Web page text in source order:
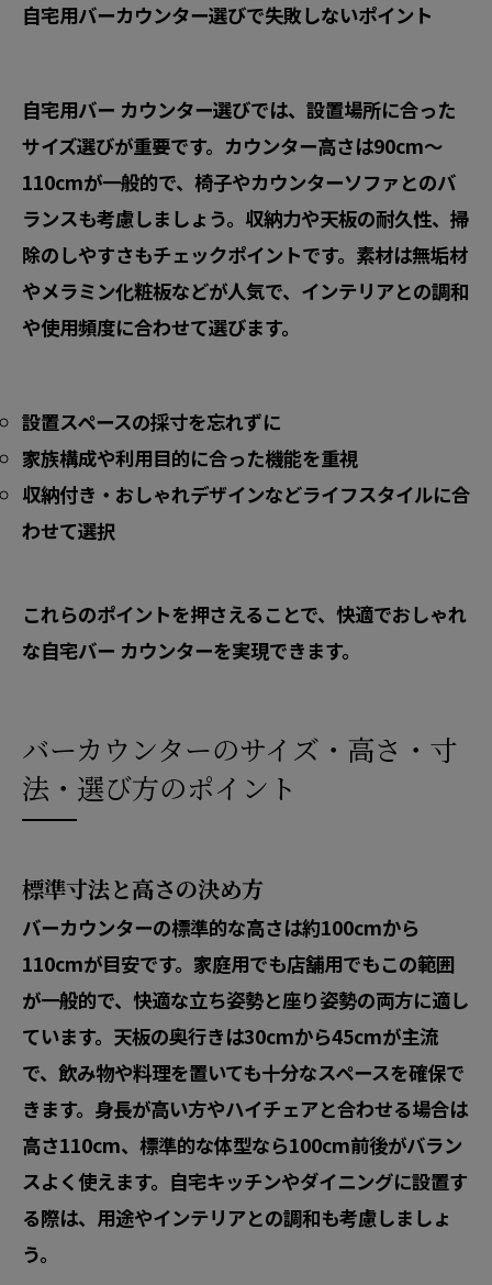
自宅用バーカウンター選びで失敗しないポイント
自宅用バー カウンター選びでは、設置場所に合った
サイズ選びが重要です。カウンター高さは90cm～
110cmが一般的で、椅子やカウンターソファとのバ
ランスも考慮しましょう。収納力や天板の耐久性、掃
除のしやすさもチェックポイントです。素材は無垢材
やメラミン化粧板などが人気で、インテリアとの調和
や使用頻度に合わせて選びます。
設置スペースの採寸を忘れずに
家族構成や利用目的に合った機能を重視
収納付き・おしゃれデザインなどライフスタイルに合
わせて選択
これらのポイントを押さえることで、快適でおしゃれ
な自宅バー カウンターを実現できます。
バーカウンターのサイズ・高さ・寸
法・選び方のポイント
標準寸法と高さの決め方
バーカウンターの標準的な高さは約100cmから
110cmが目安です。家庭用でも店舗用でもこの範囲
が一般的で、快適な立ち姿勢と座り姿勢の両方に適し
ています。天板の奥行きは30cmから45cmが主流
で、飲み物や料理を置いても十分なスペースを確保で
きます。身長が高い方やハイチェアと合わせる場合は
高さ110cm、標準的な体型なら100cm前後がバラン
スよく使えます。自宅キッチンやダイニングに設置す
る際は、用途やインテリアとの調和も考慮しましょ
う。